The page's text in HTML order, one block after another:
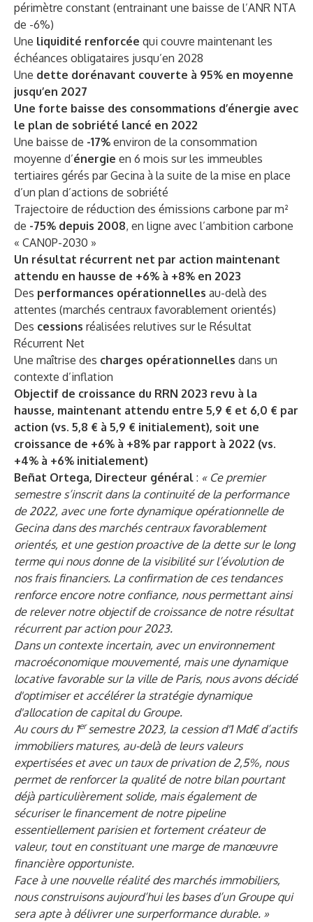
périmètre constant (entrainant une baisse de l’ANR NTA
de -6%)
Une liquidité renforcée qui couvre maintenant les
échéances obligataires jusqu’en 2028
Une dette dorénavant couverte à 95% en moyenne
jusqu’en 2027
Une forte baisse des consommations d’énergie avec
le plan de sobriété lancé en 2022
Une baisse de -17% environ de la consommation
moyenne d’énergie en 6 mois sur les immeubles
tertiaires gérés par Gecina à la suite de la mise en place
d’un plan d’actions de sobriété
Trajectoire de réduction des émissions carbone par m²
de -75% depuis 2008, en ligne avec l’ambition carbone
« CAN0P-2030 »
Un résultat récurrent net par action maintenant
attendu en hausse de +6% à +8% en 2023
Des performances opérationnelles au-delà des
attentes (marchés centraux favorablement orientés)
Des cessions réalisées relutives sur le Résultat
Récurrent Net
Une maîtrise des charges opérationnelles dans un
contexte d’inflation
Objectif de croissance du RRN 2023 revu à la
hausse, maintenant attendu entre 5,9 € et 6,0 € par
action (vs. 5,8 € à 5,9 € initialement), soit une
croissance de +6% à +8% par rapport à 2022 (vs.
+4% à +6% initialement)
Beñat Ortega, Directeur général : « Ce premier
semestre s’inscrit dans la continuité de la performance
de 2022, avec une forte dynamique opérationnelle de
Gecina dans des marchés centraux favorablement
orientés, et une gestion proactive de la dette sur le long
terme qui nous donne de la visibilité sur l’évolution de
nos frais financiers. La confirmation de ces tendances
renforce encore notre confiance, nous permettant ainsi
de relever notre objectif de croissance de notre résultat
récurrent par action pour 2023.
Dans un contexte incertain, avec un environnement
macroéconomique mouvementé, mais une dynamique
locative favorable sur la ville de Paris, nous avons décidé
d'optimiser et accélérer la stratégie dynamique
d'allocation de capital du Groupe.
Au cours du 1ersemestre 2023, la cession d'1 Md€ d’actifs
immobiliers matures, au-delà de leurs valeurs
expertisées et avec un taux de privation de 2,5%, nous
permet de renforcer la qualité de notre bilan pourtant
déjà particulièrement solide, mais également de
sécuriser le financement de notre pipeline
essentiellement parisien et fortement créateur de
valeur, tout en constituant une marge de manœuvre
financière opportuniste.
Face à une nouvelle réalité des marchés immobiliers,
nous construisons aujourd’hui les bases d’un Groupe qui
sera apte à délivrer une surperformance durable. »